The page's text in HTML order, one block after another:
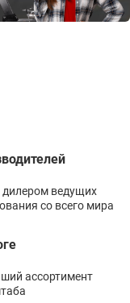
ведущих
со всего мира
ассортимент